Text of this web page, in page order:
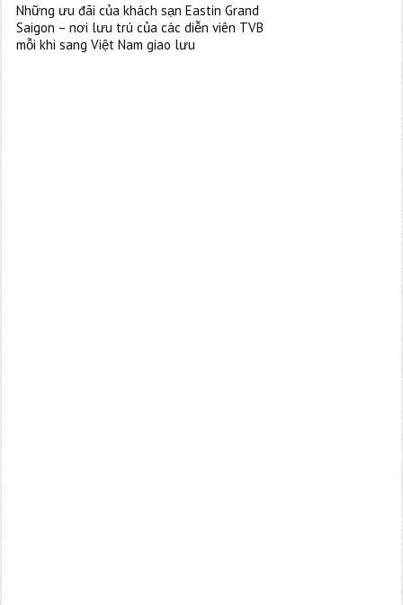
Những ưu đãi của khách sạn Eastin Grand
Saigon – nơi lưu trú của các diễn viên TVB
mỗi khi sang Việt Nam giao lưu